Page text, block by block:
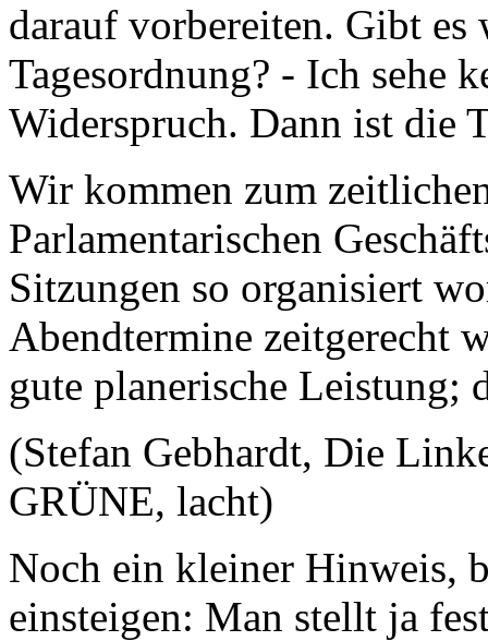
darauf vorbereiten. Gibt es
Tagesordnung? - Ich sehe
Widerspruch. Dann ist die
Wir kommen zum
Parlamentarischen
Sitzungen so organisiert
Abendtermine zeitgerecht
gute planerische Leistung;
(Stefan Gebhardt, Die
GRÜNE, lacht)
Noch ein kleiner Hinweis,
einsteigen: Man stellt ja